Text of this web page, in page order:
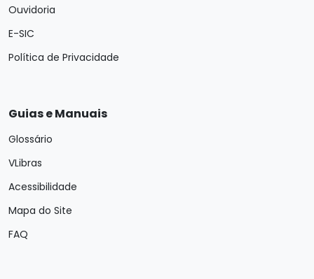
Ouvidoria
E-SIC
Política de Privacidade
Guias e Manuais
Glossário
VLibras
Acessibilidade
Mapa do Site
FAQ